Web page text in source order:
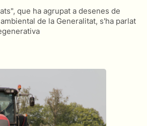
que ha agrupat a desenes de
de la Generalitat, s'ha parlat